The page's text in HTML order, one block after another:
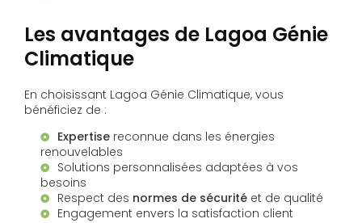
Les avantages de Lagoa Génie
Climatique
En choisissant Lagoa Génie Climatique, vous
bénéficiez de :
Expertise reconnue dans les énergies
renouvelables
Solutions personnalisées adaptées à vos
besoins
Respect des normes de sécurité et de qualité
Engagement envers la satisfaction client